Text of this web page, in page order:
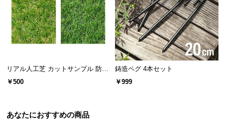
リアル人工芝 カットサンプル 防草
シート一体型タイプ
￥500
鋳造ペグ 4本セット
￥999
あなたにおすすめの商品